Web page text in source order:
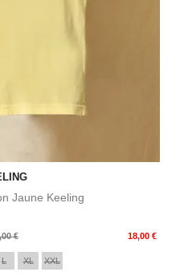
Jaune Keeling
€ 18,00 €
L XL XXL